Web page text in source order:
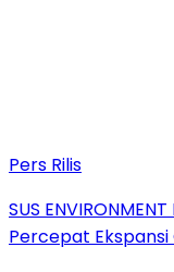
Pers Rilis
SUS
Percepat